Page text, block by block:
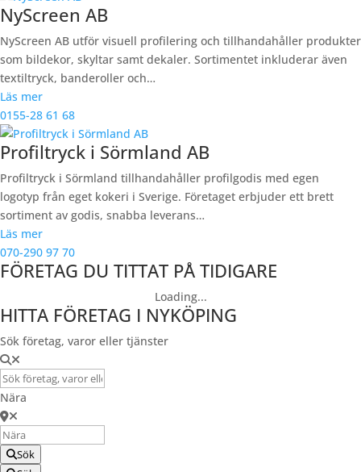
NyScreen AB
NyScreen AB utför visuell profilering och tillhandahåller produkter
som bildekor, skyltar samt dekaler. Sortimentet inkluderar även
textiltryck, banderoller och…
Läs mer
0155-28 61 68
Profiltryck i Sörmland AB
Profiltryck i Sörmland tillhandahåller profilgodis med egen
logotyp från eget kokeri i Sverige. Företaget erbjuder ett brett
sortiment av godis, snabba leverans…
Läs mer
070-290 97 70
FÖRETAG DU TITTAT PÅ TIDIGARE
Loading...
HITTA FÖRETAG I NYKÖPING
Sök företag, varor eller tjänster
Nära
Sök